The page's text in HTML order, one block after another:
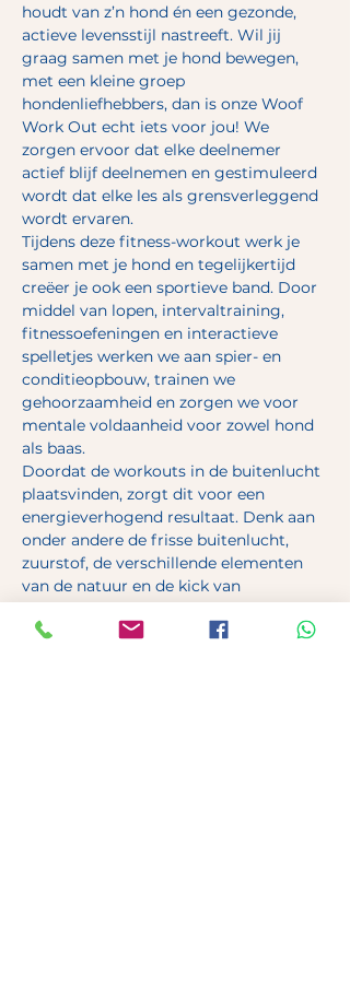
houdt van z’n hond én een gezonde,
actieve levensstijl nastreeft. Wil jij
graag samen met je hond bewegen,
met een kleine groep
hondenliefhebbers, dan is onze Woof
Work Out echt iets voor jou! We
zorgen ervoor dat elke deelnemer
actief blijf deelnemen en gestimuleerd
wordt dat elke les als grensverleggend
wordt ervaren.
Tijdens deze fitness-workout werk je
samen met je hond en tegelijkertijd
creëer je ook een sportieve band. Door
middel van lopen, intervaltraining,
fitnessoefeningen en interactieve
spelletjes werken we aan spier- en
conditieopbouw, trainen we
gehoorzaamheid en zorgen we voor
mentale voldaanheid voor zowel hond
als baas.
Doordat de workouts in de buitenlucht
plaatsvinden, zorgt dit voor een
energieverhogend resultaat. Denk aan
onder andere de frisse buitenlucht,
zuurstof, de verschillende elementen
van de natuur en de kick van
buitentraining.